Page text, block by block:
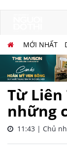
MỚI NHẤT
Từ Liên
những
11:43 | Chủ